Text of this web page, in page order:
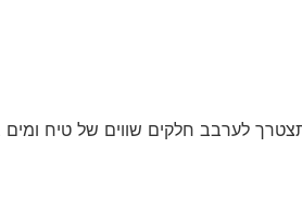
לערבב חלקים שווים של טיח